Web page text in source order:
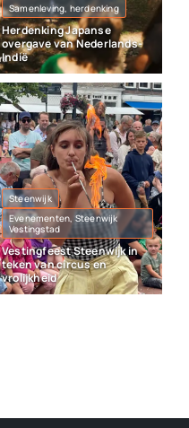
Samenleving, herdenking
Herdenking Japanse
overgave van Nederlands-
Indië
Steenwijk
Evenementen, Steenwijk
Vestingstad
Vestingfeest Steenwijk in
teken van circus en
vrolijkheid